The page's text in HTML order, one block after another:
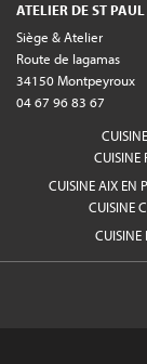
ATELIER DE ST PAUL
Siège & Atelier
Route de lagamas
34150 Montpeyroux
04 67 96 83 67
CUISINE
CUISINE AIX EN
CUISINE
CUISINE